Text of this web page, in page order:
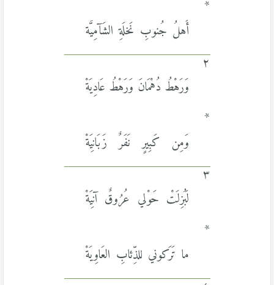
*
أَهلُ جُنوبِ نَخلَةِ الشَآمِيَّة
٢
وَرَهْطُ دُهْمَانَ وَرَهْطُ عَادِيَةْ
*
وَمِن كَبِيرٍ نَفَرٌ زَبَانِيَةْ
٣
لَبُزِلَتْ حَوْلي عُرُوقٌ آنِيَةْ
*
ما تَرَكوني للذِّئابِ العَاوِيَةْ